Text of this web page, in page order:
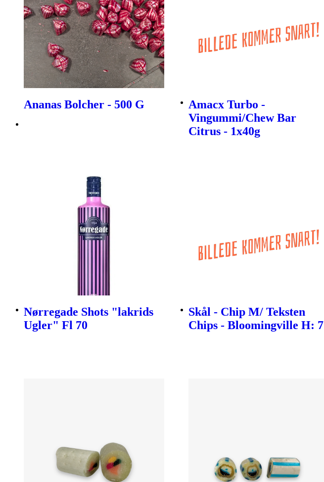
Ananas Bolcher - 500 G
Amacx Turbo -
Vingummi/Chew Bar
Citrus - 1x40g
Nørregade Shots "lakrids
Ugler" Fl 70
Skål - Chip M/ Teksten
Chips - Bloomingville H: 7